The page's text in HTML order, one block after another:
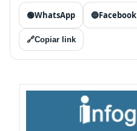
🟢WhatsApp 🔵Facebook
🔗Copiar link